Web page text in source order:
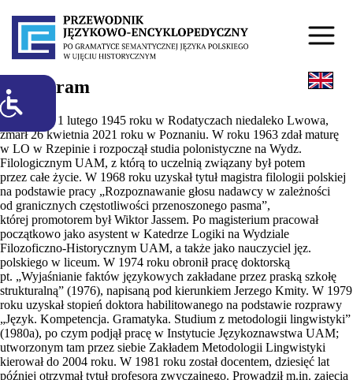
1. Biogram
Urodził się 1 lutego 1945 roku w Rodatyczach niedaleko Lwowa,
zmarł 26 kwietnia 2021 roku w Poznaniu. W roku 1963 zdał maturę
w LO w Rzepinie i rozpoczął studia polonistyczne na Wydz.
Filologicznym UAM, z którą to uczelnią związany był potem
przez całe życie. W 1968 roku uzyskał tytuł magistra filologii polskiej
na podstawie pracy „Rozpoznawanie głosu nadawcy w zależności
od granicznych częstotliwości przenoszonego pasma”,
której promotorem był Wiktor Jassem. Po magisterium pracował
początkowo jako asystent w Katedrze Logiki na Wydziale
Filozoficzno-Historycznym UAM, a także jako nauczyciel jęz.
polskiego w liceum. W 1974 roku obronił pracę doktorską
pt. „Wyjaśnianie faktów językowych zakładane przez praską szkołę
strukturalną” (1976), napisaną pod kierunkiem Jerzego Kmity. W 1979
roku uzyskał stopień doktora habilitowanego na podstawie rozprawy
„Język. Kompetencja. Gramatyka. Studium z metodologii lingwistyki”
(1980a), po czym podjął pracę w Instytucie Językoznawstwa UAM;
utworzonym tam przez siebie Zakładem Metodologii Lingwistyki
kierował do 2004 roku. W 1981 roku został docentem, dziesięć lat
później otrzymał tytuł profesora zwyczajnego. Prowadził m.in. zajęcia